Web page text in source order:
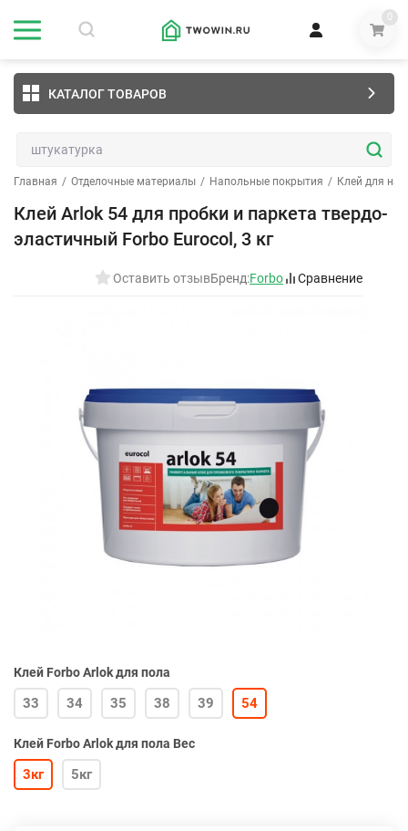
0
КАТАЛОГ ТОВАРОВ
Главная / Отделочные материалы / Напольные покрытия / Клей для
Клей Arlok 54 для пробки и паркета твердо-
эластичный Forbo Eurocol, 3 кг
Оставить отзывБренд:Forbo Сравнение
Клей Forbo Arlok для пола
33 34 35 38 39 54
Клей Forbo Arlok для пола Вес
3кг 5кг